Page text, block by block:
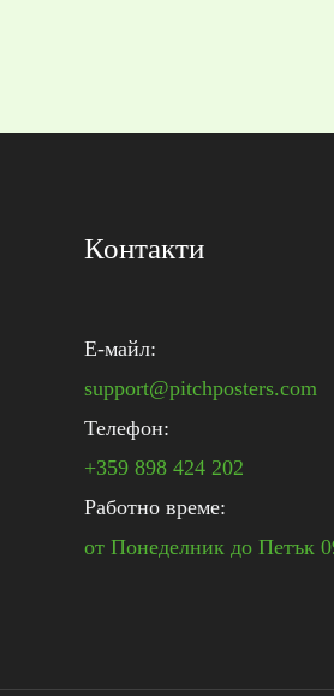
Контакти
E-майл:
support@pitchposters.com
Телефон:
+359 898 424 202
Работно време:
от Понеделник до Петък